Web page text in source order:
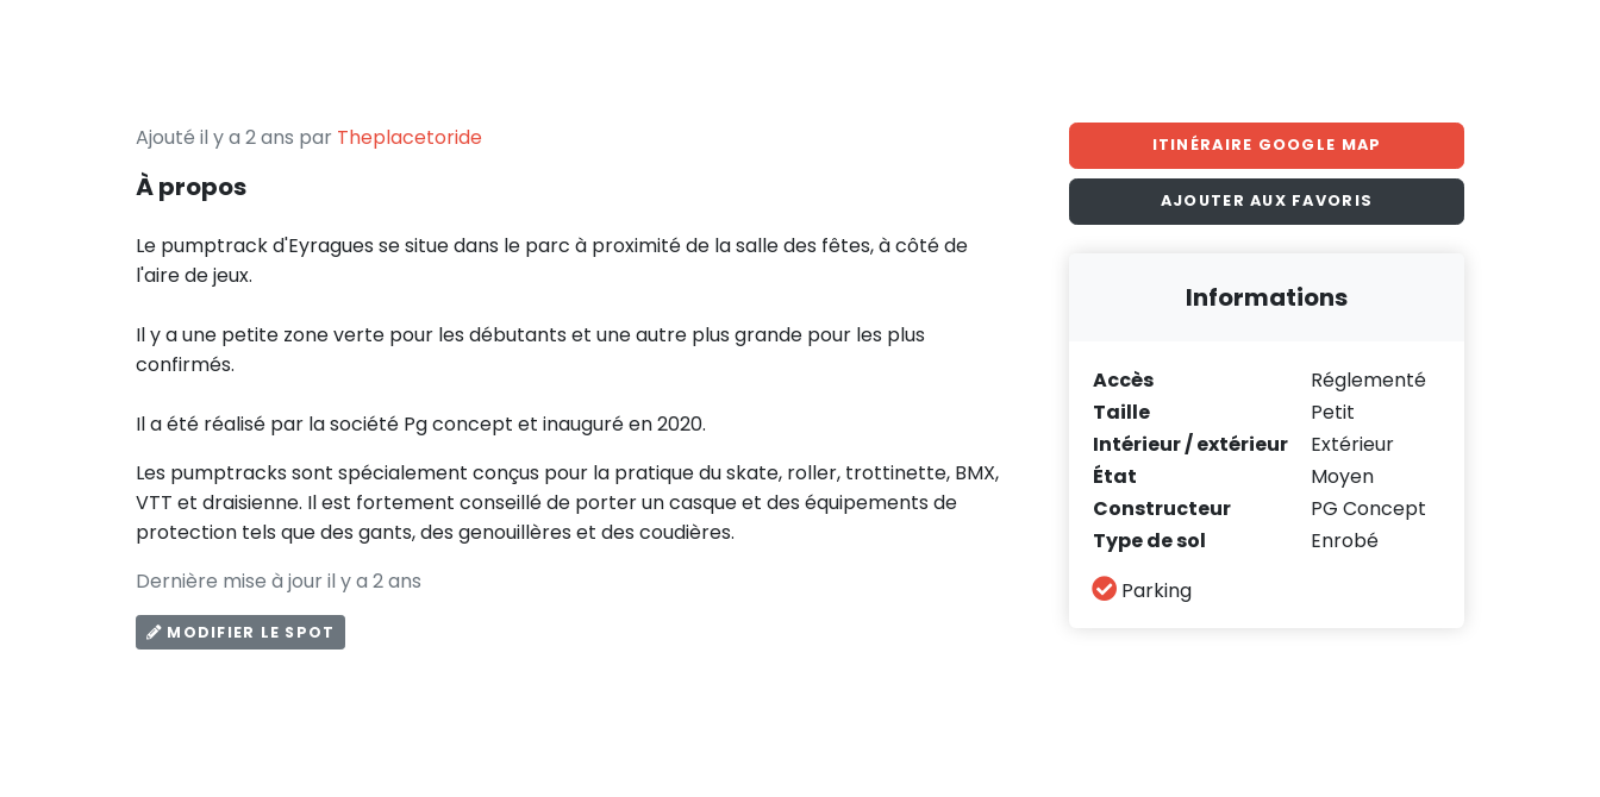
Ajouté il y a 2 ans par Theplacetoride
À propos
Le pumptrack d'Eyragues se situe dans le parc à proximité de la salle des fêtes, à côté de
l'aire de jeux.
Il y a une petite zone verte pour les débutants et une autre plus grande pour les plus
confirmés.
Il a été réalisé par la société Pg concept et inauguré en 2020.
Les pumptracks sont spécialement conçus pour la pratique du skate, roller, trottinette, BMX,
VTT et draisienne. Il est fortement conseillé de porter un casque et des équipements de
protection tels que des gants, des genouillères et des coudières.
Dernière mise à jour il y a 2 ans
MODIFIER LE SPOT
ITINÉRAIRE GOOGLE MAP
AJOUTER AUX FAVORIS
Informations
Accès
Réglementé
Taille
Petit
Intérieur / extérieur
Extérieur
État
Moyen
Constructeur
PG Concept
Type de sol
Enrobé
Parking